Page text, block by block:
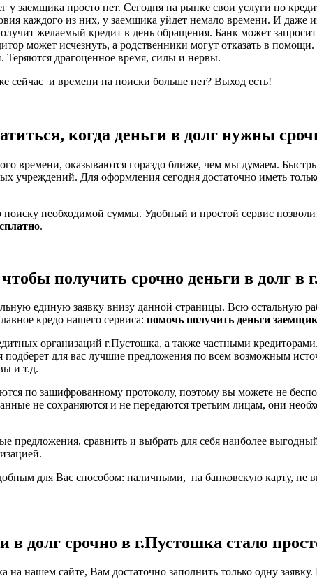
у заемщика просто нет. Сегодня на рынке свои услуги по
каждого из них, у заемщика уйдет немало времени. И даже
желаемый кредит в день обращения. Банк может
может исчезнуть, а родственники могут отказать в
Теряются драгоценное время, силы и нервы.
сейчас и времени на поиски больше нет? Выход есть!
когда деньги в долг нужны
времени, оказываются гораздо ближе, чем мы думаем.
учреждений. Для оформления сегодня достаточно иметь
необходимой суммы. Удобный и простой сервис
.
получить срочно деньги в долг в
единую заявку внизу данной страницы. Всю остальную
кредо нашего сервиса: помочь получить деньги
организаций г.Пустошка, а также частными
подберет для вас лучшие предложения по всем возможным
и т.д.
по зашифрованному протоколу, поэтому вы можете не
не сохраняются и не передаются третьим лицам, они
предложения, сравнить и выбрать для себя наиболее
для Вас способом: наличными, на банковскую карту, не
в долг срочно в г.Пустошка стало
нашем сайте, Вам достаточно заполнить только одну